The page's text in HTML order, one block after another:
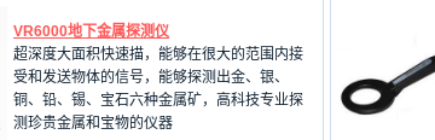
VR6000地下金属探测仪
超深度大面积快速描，能够在很大的范围内接
受和发送物体的信号，能够探测出金、银、
铜、铅、锡、宝石六种金属矿，高科技专业探
测珍贵金属和宝物的仪器